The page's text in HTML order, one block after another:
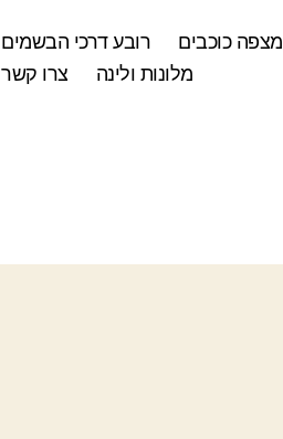
מצפה כוכבים
רובע דרכי הבשמים
מלונות ולינה
צרו קשר